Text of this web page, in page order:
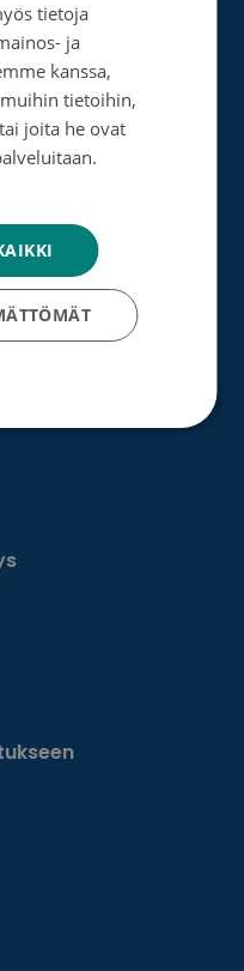
tietoja
ja
kanssa,
tietoihin,
joita he ovat